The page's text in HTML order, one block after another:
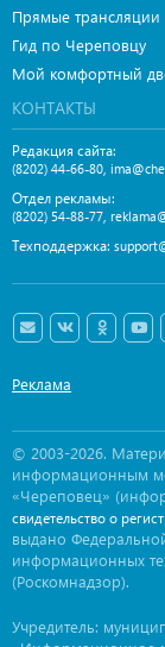
Прямые трансляции
Гид по Череповцу
Мой комфортный
КОНТАКТЫ
Редакция сайта:
(8202) 44-66-80
Отдел рекламы:
(8202) 54-88-77
Техподдержка:
Реклама
© 2003-2026.
информационным
«Череповец»
свидетельство о
выдано
информационных
(Роскомнадзор).
Учредитель: